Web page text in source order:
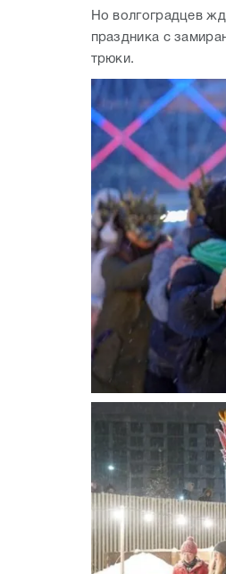
Но волгоградцев
праздника с
трюки.